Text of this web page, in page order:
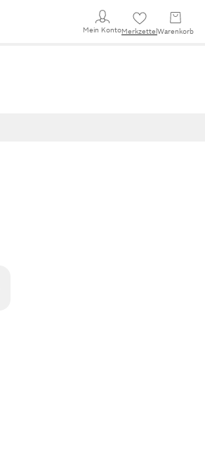
Mein KontoMerkzettel Warenkorb